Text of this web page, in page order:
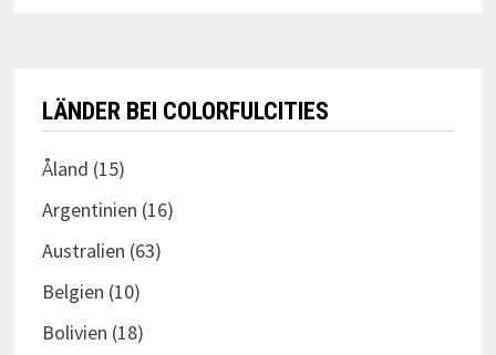
LÄNDER BEI COLORFULCITIES
Åland (15)
Argentinien (16)
Australien (63)
Belgien (10)
Bolivien (18)